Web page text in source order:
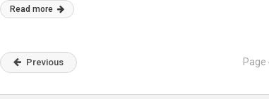
Read more
Previous Page